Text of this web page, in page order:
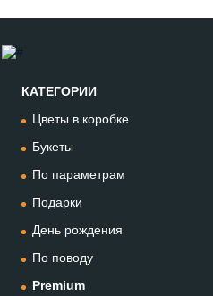
КАТЕГОРИИ
Цветы в коробке
Букеты
По параметрам
Подарки
День рождения
По поводу
Premium
Позвонить
+74994954685
WhatsApp
+79912981236
@omflowersbot